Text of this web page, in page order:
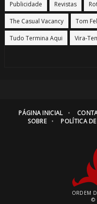
Publicidade Revistas
The Casual Vacancy Tom
Tudo Termina Aqui Vira-
PÁGINA INICIAL
SOBRE
POLÍTICA
ORDEM
©